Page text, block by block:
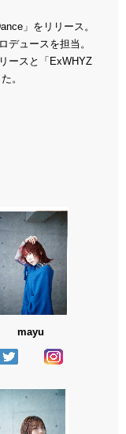
」をリリース。
デュースを担当。
ースと「ExWHYZ
。
mayu